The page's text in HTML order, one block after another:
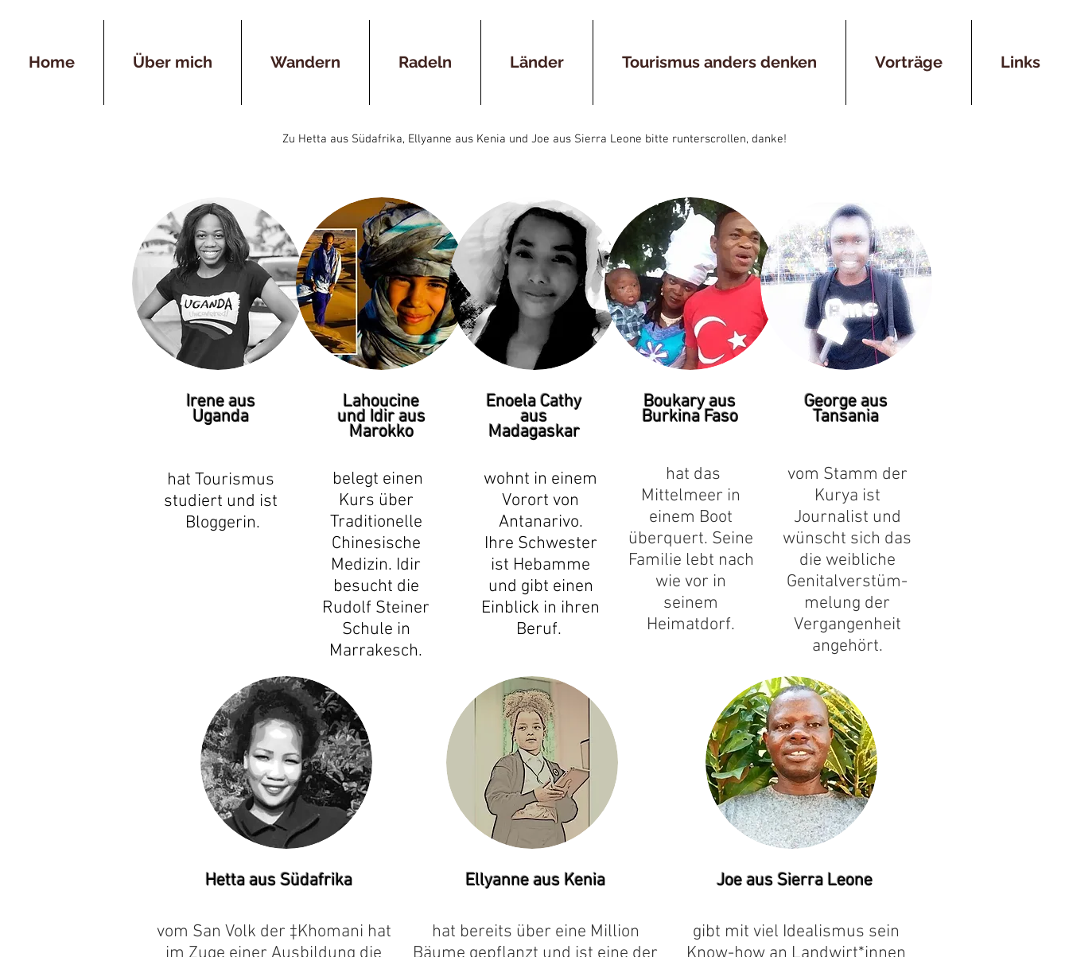
Home Über mich Wandern Radeln Länder Tourismus anders denken Vorträge Links
Zu Hetta aus Südafrika, Ellyanne aus Kenia und Joe aus Sierra Leone bitte runterscrollen, danke!
Irene aus
Uganda
hat Tourismus
studiert und ist
Bloggerin.
Lahoucine
und Idir aus
Marokko
belegt einen
Kurs über
Traditionelle
Chinesische
Medizin. Idir
besucht die
Rudolf Steiner
Schule in
Marrakesch.
Enoela Cathy
aus
Madagaskar
wohnt in einem
Vorort von
Antanarivo.
Ihre Schwester
ist Hebamme
und gibt einen
Einblick in ihren
Beruf.
Boukary aus
Burkina Faso
hat das
Mittelmeer in
einem Boot
überquert. Seine
Familie lebt nach
wie vor in
seinem
Heimatdorf.
George aus
Tansania
vom Stamm der
Kurya ist
Journalist und
wünscht sich das
die weibliche
Genitalverstüm-
melung der
Vergangenheit
angehört.
Hetta aus Südafrika
vom San Volk der ‡Khomani hat
Ellyanne aus Kenia
hat bereits über eine Million
Joe aus Sierra Leone
gibt mit viel Idealismus sein